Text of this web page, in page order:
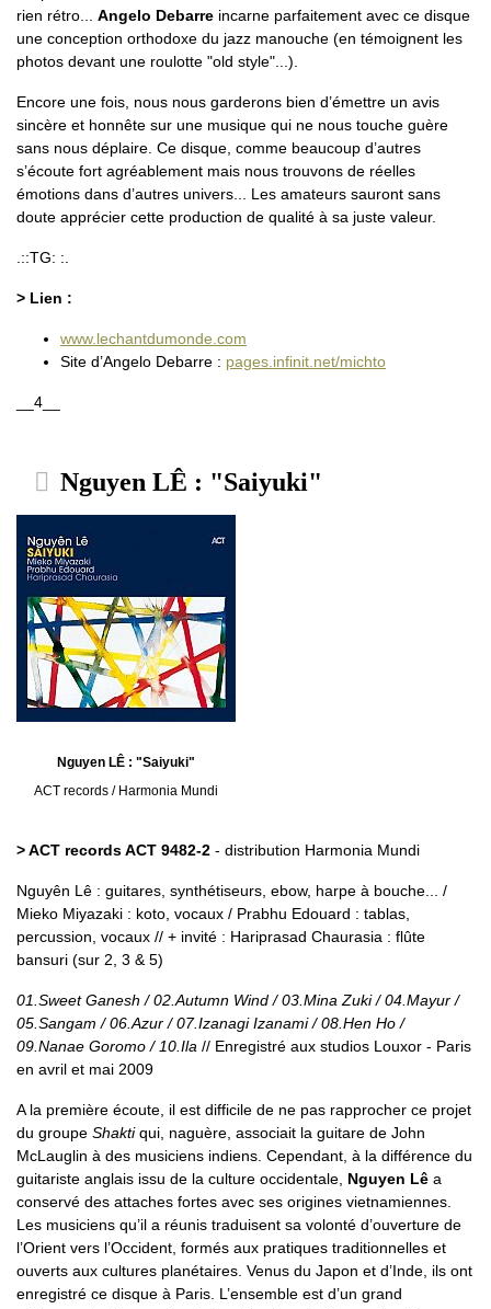
rien rétro... Angelo Debarre incarne parfaitement avec ce disque
une conception orthodoxe du jazz manouche (en témoignent les
photos devant une roulotte "old style"...).
Encore une fois, nous nous garderons bien d’émettre un avis
sincère et honnête sur une musique qui ne nous touche guère
sans nous déplaire. Ce disque, comme beaucoup d’autres
s’écoute fort agréablement mais nous trouvons de réelles
émotions dans d’autres univers... Les amateurs sauront sans
doute apprécier cette production de qualité à sa juste valeur.
.::TG: :.
> Lien :
www.lechantdumonde.com
Site d’Angelo Debarre : pages.infinit.net/michto
__4__
Nguyen LÊ : "Saiyuki"
Nguyen LÊ : "Saiyuki"
ACT records / Harmonia Mundi
> ACT records ACT 9482-2 - distribution Harmonia Mundi
Nguyên Lê : guitares, synthétiseurs, ebow, harpe à bouche... /
Mieko Miyazaki : koto, vocaux / Prabhu Edouard : tablas,
percussion, vocaux // + invité : Hariprasad Chaurasia : flûte
bansuri (sur 2, 3 & 5)
01.Sweet Ganesh / 02.Autumn Wind / 03.Mina Zuki / 04.Mayur /
05.Sangam / 06.Azur / 07.Izanagi Izanami / 08.Hen Ho /
09.Nanae Goromo / 10.Ila // Enregistré aux studios Louxor - Paris
en avril et mai 2009
A la première écoute, il est difficile de ne pas rapprocher ce projet
du groupe Shaktiqui, naguère, associait la guitare de John
McLauglin à des musiciens indiens. Cependant, à la différence du
guitariste anglais issu de la culture occidentale, Nguyen Lê a
conservé des attaches fortes avec ses origines vietnamiennes.
Les musiciens qu’il a réunis traduisent sa volonté d’ouverture de
l’Orient vers l’Occident, formés aux pratiques traditionnelles et
ouverts aux cultures planétaires. Venus du Japon et d’Inde, ils ont
enregistré ce disque à Paris. L’ensemble est d’un grand